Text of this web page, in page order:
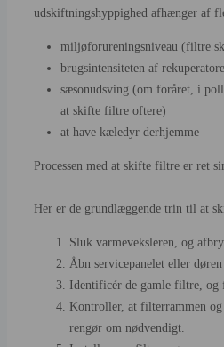
udskiftningshyppighed afhænger af
miljøforureningsniveau (filtre
brugsintensiteten af
sæsonudsving (om foråret, i
at skifte filtre oftere)
at have kæledyr derhjemme
Processen med at skifte filtre er ret
Her er de grundlæggende trin til at
Sluk varmeveksleren, og
Åbn servicepanelet eller
Identificér de gamle filtre, og
Kontroller, at filterrammen
rengør om nødvendigt.